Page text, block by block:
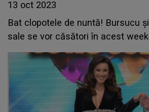
13 oct 2023
Bat clopotele de nuntă! Bursucu
sale se vor căsători în acest